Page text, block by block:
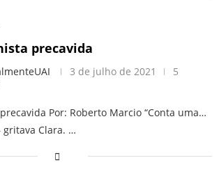
precavida
3 de julho de 2021
5
Por: Roberto Marcio “Conta uma…
gritava Clara. …